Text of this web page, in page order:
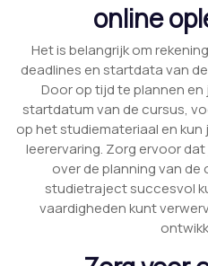
online
Het is belangrijk om
deadlines en startdata van
Door op tijd te plannen
startdatum van de cursus,
op het studiemateriaal en
leerervaring. Zorg ervoor
over de planning van
studietraject succesvol
vaardigheden kunt